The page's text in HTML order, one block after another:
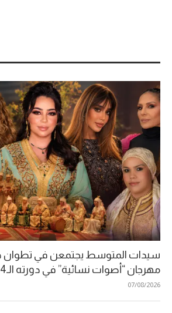
سيدات المتوسط يجتمعن في تطوان
مهرجان “أصوات نسائية” في دورته الـ14
07/08/2026